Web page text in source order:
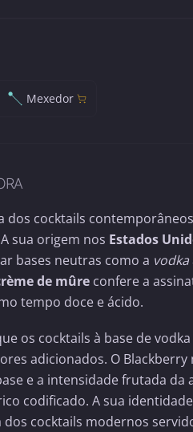
Mexedor
dos cocktails
sua origem nos Estados
bases neutras como a vodka
de mûre confere a
tempo doce e ácido.
os cocktails à base de
adicionados. O
e a intensidade frutada da
codificado. A sua
cocktails modernos